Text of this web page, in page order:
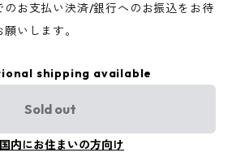
のお支払い決済/銀行へのお振込をお待
いします。
shipping available
Sold out
内にお住まいの方向け